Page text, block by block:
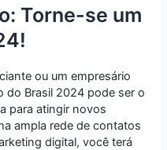
Torne-se um
ou um empresário
do Brasil 2024 pode ser o
para atingir novos
ampla rede de contatos
digital, você terá